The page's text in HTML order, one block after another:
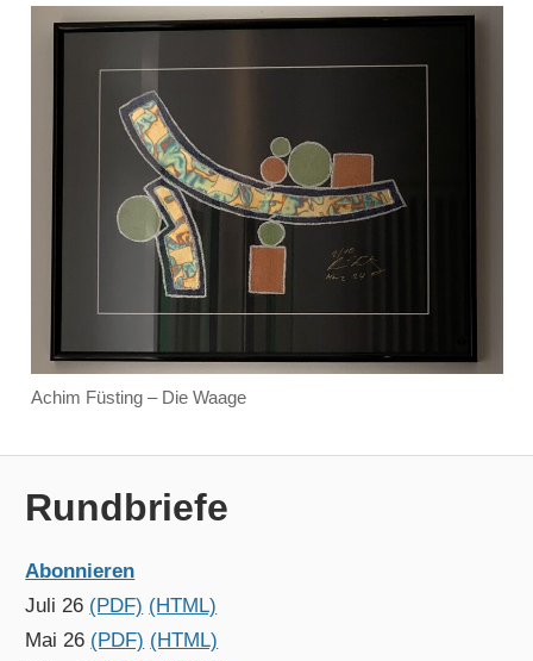
Achim Füsting – Die Waage
Rundbriefe
Abonnieren
Juli 26 (PDF) (HTML)
Mai 26 (PDF) (HTML)